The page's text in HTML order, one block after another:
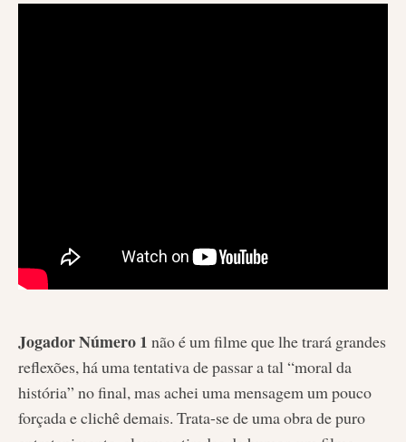
Jogador Número 1 não é um filme que lhe trará grandes
reflexões, há uma tentativa de passar a tal “moral da
história” no final, mas achei uma mensagem um pouco
forçada e clichê demais. Trata-se de uma obra de puro